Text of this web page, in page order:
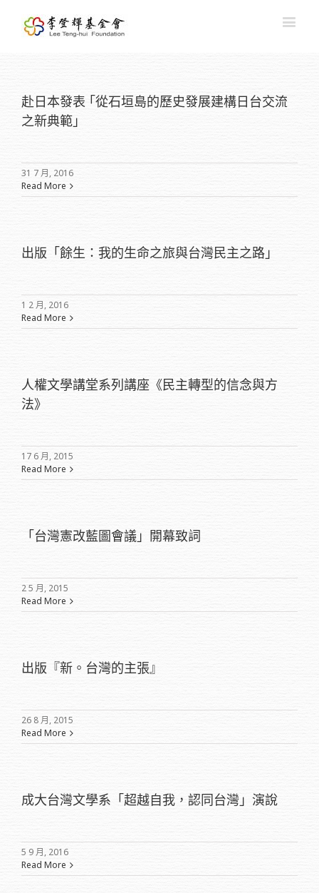
赴日本發表 ｢從石垣島的歷史發展建構日台交流
之新典範｣
31 7 月, 2016
Read More
出版「餘生：我的生命之旅與台灣民主之路」
1 2 月, 2016
Read More
人權文學講堂系列講座《民主轉型的信念與方
法》
17 6 月, 2015
Read More
「台灣憲改藍圖會議」開幕致詞
2 5 月, 2015
Read More
出版『新。台灣的主張』
26 8 月, 2015
Read More
成大台灣文學系「超越自我，認同台灣」演說
5 9 月, 2016
Read More